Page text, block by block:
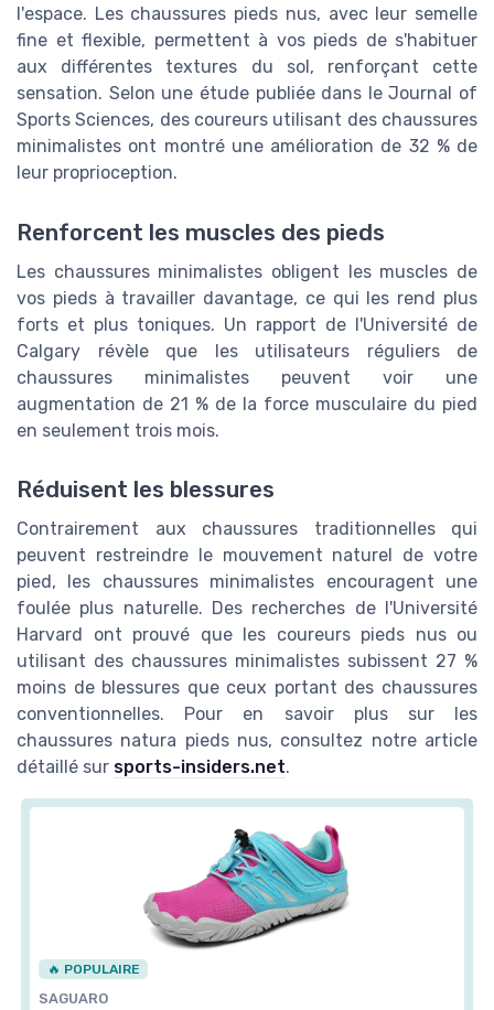
l'espace. Les chaussures pieds nus, avec leur semelle
fine et flexible, permettent à vos pieds de s'habituer
aux différentes textures du sol, renforçant cette
sensation. Selon une étude publiée dans le Journal of
Sports Sciences, des coureurs utilisant des chaussures
minimalistes ont montré une amélioration de 32 % de
leur proprioception.
Renforcent les muscles des pieds
Les chaussures minimalistes obligent les muscles de
vos pieds à travailler davantage, ce qui les rend plus
forts et plus toniques. Un rapport de l'Université de
Calgary révèle que les utilisateurs réguliers de
chaussures minimalistes peuvent voir une
augmentation de 21 % de la force musculaire du pied
en seulement trois mois.
Réduisent les blessures
Contrairement aux chaussures traditionnelles qui
peuvent restreindre le mouvement naturel de votre
pied, les chaussures minimalistes encouragent une
foulée plus naturelle. Des recherches de l'Université
Harvard ont prouvé que les coureurs pieds nus ou
utilisant des chaussures minimalistes subissent 27 %
moins de blessures que ceux portant des chaussures
conventionnelles. Pour en savoir plus sur les
chaussures natura pieds nus, consultez notre article
détaillé sur sports-insiders.net.
🔥 POPULAIRE
SAGUARO